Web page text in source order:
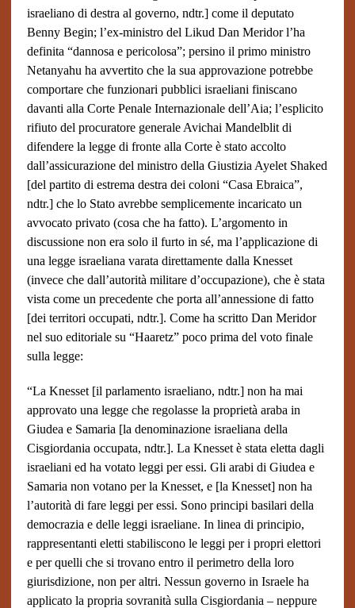
israeliano di destra al governo, ndtr.] come il deputato
Benny Begin; l’ex-ministro del Likud Dan Meridor l’ha
definita “dannosa e pericolosa”; persino il primo ministro
Netanyahu ha avvertito che la sua approvazione potrebbe
comportare che funzionari pubblici israeliani finiscano
davanti alla Corte Penale Internazionale dell’Aia; l’esplicito
rifiuto del procuratore generale Avichai Mandelblit di
difendere la legge di fronte alla Corte è stato accolto
dall’assicurazione del ministro della Giustizia Ayelet Shaked
[del partito di estrema destra dei coloni “Casa Ebraica”,
ndtr.] che lo Stato avrebbe semplicemente incaricato un
avvocato privato (cosa che ha fatto). L’argomento in
discussione non era solo il furto in sé, ma l’applicazione di
una legge israeliana varata direttamente dalla Knesset
(invece che dall’autorità militare d’occupazione), che è stata
vista come un precedente che porta all’annessione di fatto
[dei territori occupati, ndtr.]. Come ha scritto Dan Meridor
nel suo editoriale su “Haaretz” poco prima del voto finale
sulla legge:
“La Knesset [il parlamento israeliano, ndtr.] non ha mai
approvato una legge che regolasse la proprietà araba in
Giudea e Samaria [la denominazione israeliana della
Cisgiordania occupata, ndtr.]. La Knesset è stata eletta dagli
israeliani ed ha votato leggi per essi. Gli arabi di Giudea e
Samaria non votano per la Knesset, e [la Knesset] non ha
l’autorità di fare leggi per essi. Sono principi basilari della
democrazia e delle leggi israeliane. In linea di principio,
rappresentanti eletti stabiliscono le leggi per i propri elettori
e per quelli che si trovano entro il perimetro della loro
giurisdizione, non per altri. Nessun governo in Israele ha
applicato la propria sovranità sulla Cisgiordania – neppure